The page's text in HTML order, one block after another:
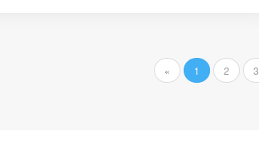
« 1 2 3